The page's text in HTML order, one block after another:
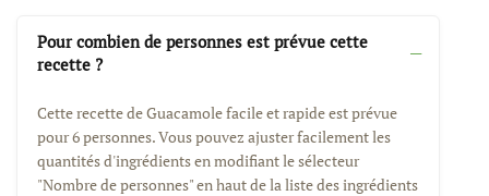
Pour combien de personnes est prévue cette
recette ?
Cette recette de Guacamole facile et rapide est prévue
pour 6 personnes. Vous pouvez ajuster facilement les
quantités d'ingrédients en modifiant le sélecteur
"Nombre de personnes" en haut de la liste des ingrédients